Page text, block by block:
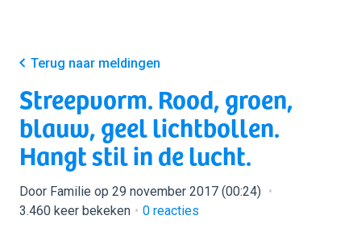
Terug naar meldingen
Streepvorm. Rood, groen,
blauw, geel lichtbollen.
Hangt stil in de lucht.
Door Familie op 29 november 2017 (00:24)
3.460 keer bekeken
0 reacties